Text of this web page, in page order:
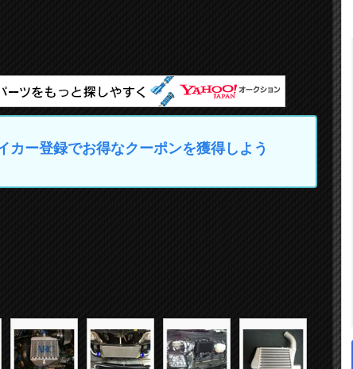
カー登録でお得なクーポンを獲得しよう